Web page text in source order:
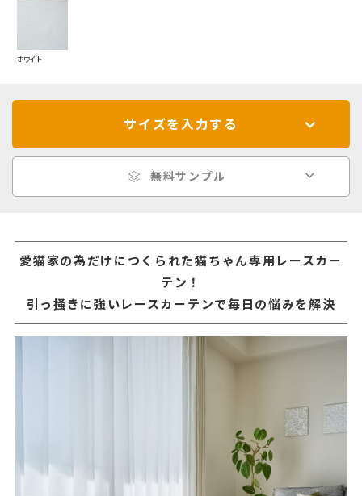
ホワイト
サイズを入力する
無料サンプル
愛猫家の為だけにつくられた猫ちゃん専用レースカー
テン！
引っ掻きに強いレースカーテンで毎日の悩みを解決